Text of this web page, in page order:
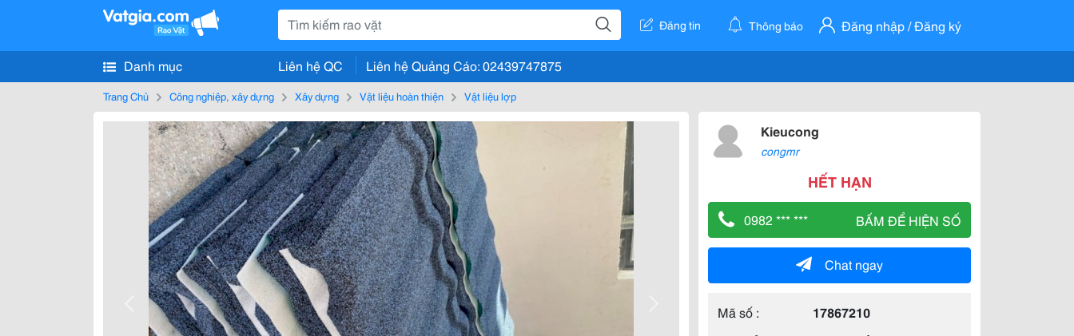
Đăng tin Thông báo Đăng nhập / Đăng ký
Danh mục Liên hệ QC Liên hệ Quảng Cáo: 02439747875
Trang Chủ Công nghiệp, xây dựng Xây dựng Vật liệu hoàn thiện Vật liệu lợp
Kieucong
congmr
HẾT HẠN
0982 *** *** BẤM ĐỂ HIỆN SỐ
Chat ngay
Mã số :
17867210